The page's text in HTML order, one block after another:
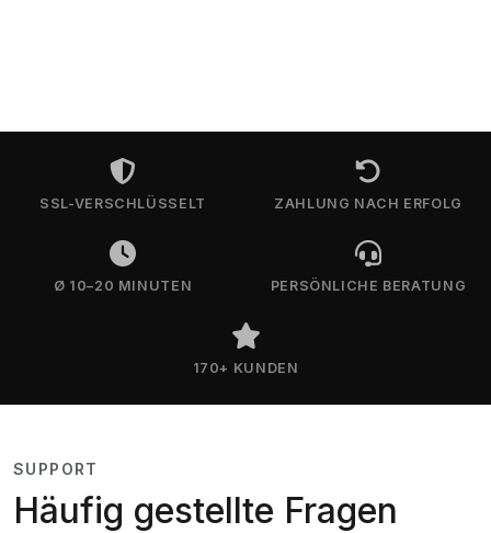
SSL-VERSCHLÜSSELT ZAHLUNG NACH ERFOLG
Ø 10–20 MINUTEN PERSÖNLICHE BERATUNG
170+ KUNDEN
SUPPORT
Häufig gestellte Fragen